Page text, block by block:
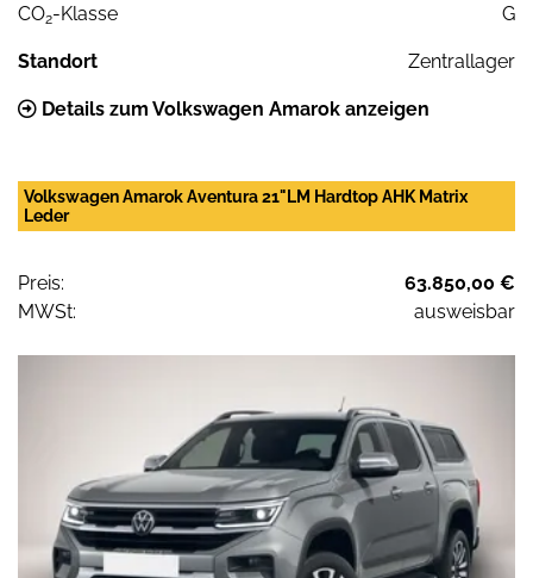
CO2-Klasse G
Standort Zentrallager
Details zum Volkswagen Amarok anzeigen
Volkswagen Amarok Aventura 21"LM Hardtop AHK Matrix
Leder
Preis:
63.850,00 €
MWSt:
ausweisbar